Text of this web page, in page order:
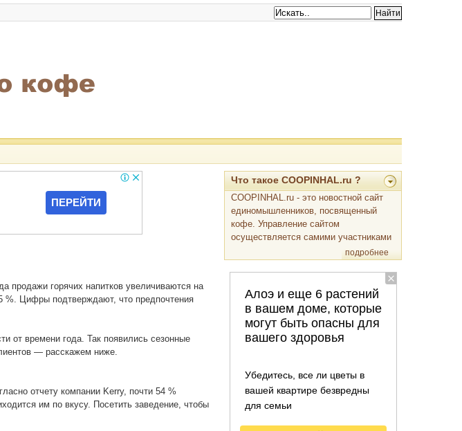
продажи горячих напитков увеличиваются на
%. Цифры подтверждают, что предпочтения
от времени года. Так появились сезонные
— расскажем ниже.
отчету компании Kerry, почти 54 %
им по вкусу. Посетить заведение, чтобы
Что такое COOPINHAL.ru ?
COOPINHAL.ru - это новостной сайт
единомышленников, посвященный
кофе. Управление сайтом
осуществляется самими участниками
подробнее